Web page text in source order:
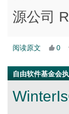
源公司
阅读原文 0
自由软件基金会